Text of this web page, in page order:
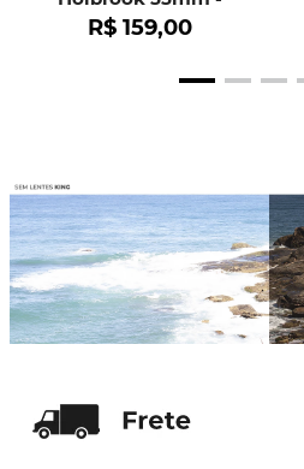
OO9102
R$ 159,00